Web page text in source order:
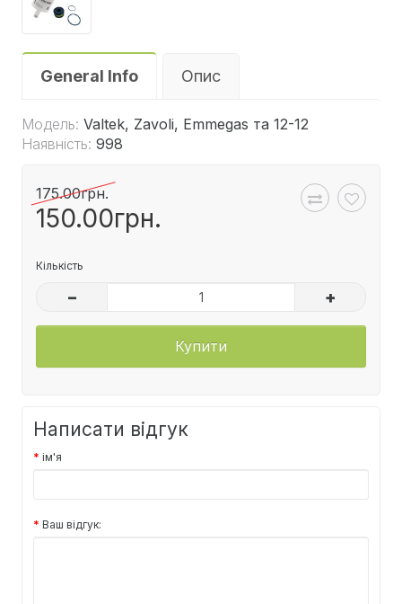
General Info Опис
Модель: Valtek, Zavoli, Emmegas та 12-12
Наявність: 998
175.00грн.
150.00грн.
Кількість
– +
Купити
Написати відгук
ім'я
Ваш відгук: